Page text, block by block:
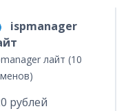
ispmanager
лайт (10
рублей